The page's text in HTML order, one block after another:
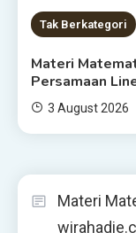
Tak Berkategori
Materi
Persamaan
3 August 2026
Materi